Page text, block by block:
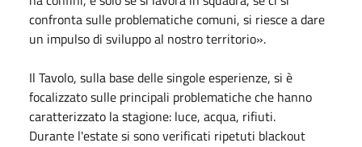
confronta sulle problematiche comuni, si riesce a dare
un impulso di sviluppo al nostro territorio».
Il Tavolo, sulla base delle singole esperienze, si è
focalizzato sulle principali problematiche che hanno
caratterizzato la stagione: luce, acqua, rifiuti.
Durante l'estate si sono verificati ripetuti blackout